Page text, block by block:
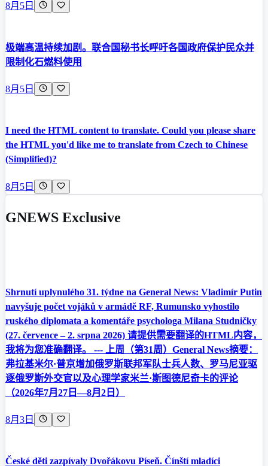
8月5日
极端高温持续加剧。联合国秘书长呼吁各国政府保护民众并
限制化石燃料使用
8月5日
I need the HTML content to translate. Could you please share
the HTML you'd like me to translate from Czech to Chinese
(Simplified)?
8月5日
GNEWS Exclusive
Shrnutí uplynulého 31. týdne na General News: Vladimír Putin
navyšuje počet vojáků v armádě RF, Rumunsko vyhostilo
ruského diplomata a komentáře psychologa Milana Studničky
(27. července – 2. srpna 2026) 请提供需要翻译的HTML内容，
我将为您准确翻译。 --- 上周（第31周）General News摘要：
弗拉基米尔·普京增加俄罗斯联邦军队士兵人数、罗马尼亚驱
逐俄罗斯外交官以及心理学家米兰·斯图德尼奇卡的评论
（2026年7月27日—8月2日）
8月3日
České děti zazpívaly Dvořákovu Píseň. Čínští mladíci